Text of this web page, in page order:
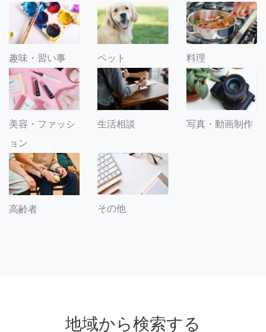
趣味・習い事 ペット 料理
美容・ファッシ
ョン
生活相談 写真・動画制作
高齢者 その他
地域から検索する